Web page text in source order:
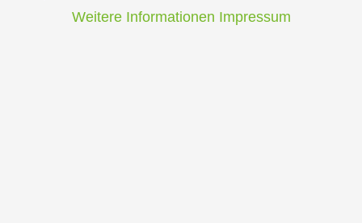
Weitere Informationen Impressum